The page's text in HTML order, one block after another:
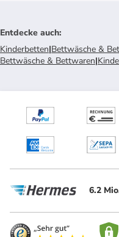
Entdecke auch:
Kinderbetten|Bettwäsche &
Bettwäsche & Bettwaren|
6.2